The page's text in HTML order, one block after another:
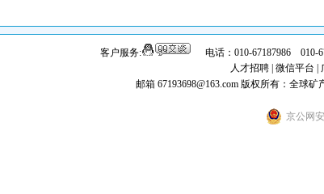
客户服务:
电话：010-67187986 010-
人才招聘 微信平台
邮箱 67193698@163.com 版权所有：全球矿
京公网